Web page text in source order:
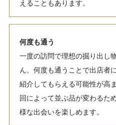
えることもあります。
何度も通う
一度の訪問で理想の掘り出し
ん。何度も通うことで出店者
紹介してもらえる可能性が高
回によって並ぶ品が変わるた
様な出会いを楽しめます。